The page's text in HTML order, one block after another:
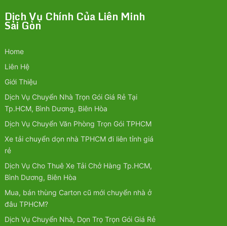
Dịch Vụ Chính Của Liên Minh
Sài Gòn
Home
Liên Hệ
Giới Thiệu
Dịch Vụ Chuyển Nhà Trọn Gói Giá Rẻ Tại
Tp.HCM, Bình Dương, Biên Hòa
Dịch Vụ Chuyển Văn Phòng Trọn Gói TPHCM
Xe tải chuyển dọn nhà TPHCM đi liên tỉnh giá
rẻ
Dịch Vụ Cho Thuê Xe Tải Chở Hàng Tp.HCM,
Bình Dương, Biên Hòa
Mua, bán thùng Carton cũ mới chuyển nhà ở
đâu TPHCM?
Dịch Vụ Chuyển Nhà, Dọn Trọ Trọn Gói Giá Rẻ